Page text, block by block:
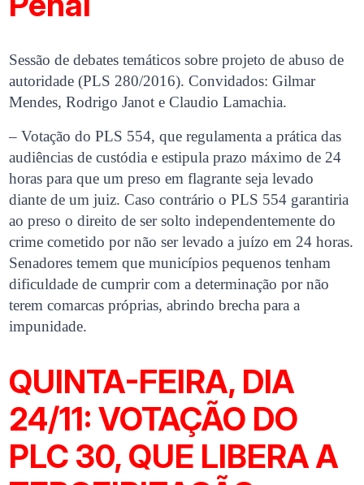
Sessão de debates temáticos sobre projeto de abuso de
autoridade (PLS 280/2016). Convidados: Gilmar
Mendes, Rodrigo Janot e Claudio Lamachia.
– Votação do PLS 554, que regulamenta a prática das
audiências de custódia e estipula prazo máximo de 24
horas para que um preso em flagrante seja levado
diante de um juiz. Caso contrário o PLS 554 garantiria
ao preso o direito de ser solto independentemente do
crime cometido por não ser levado a juízo em 24 horas.
Senadores temem que municípios pequenos tenham
dificuldade de cumprir com a determinação por não
terem comarcas próprias, abrindo brecha para a
impunidade.
QUINTA-FEIRA, DIA
24/11: VOTAÇÃO DO
PLC 30, QUE LIBERA A